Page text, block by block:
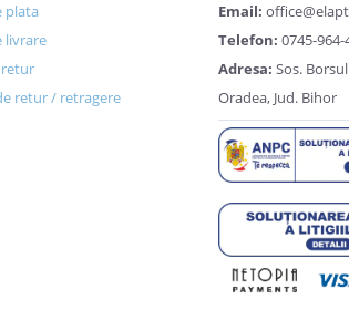
plata
livrare
retur
retur / retragere
Email:
Telefon: 0745-964-
Adresa: Sos.
Oradea, Jud. Bihor